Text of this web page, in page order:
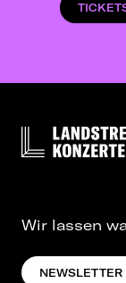
Wir lassen
NEWSLETTER